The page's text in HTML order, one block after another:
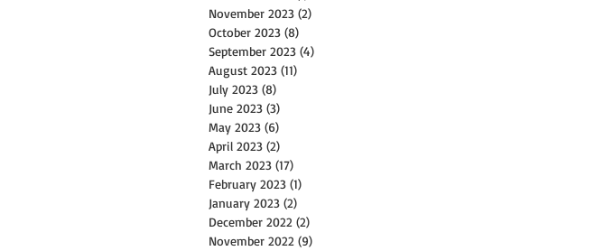
November 2023 (2)
October 2023 (8)
September 2023 (4)
August 2023 (11)
July 2023 (8)
June 2023 (3)
May 2023 (6)
April 2023 (2)
March 2023 (17)
February 2023 (1)
January 2023 (2)
December 2022 (2)
November 2022 (9)